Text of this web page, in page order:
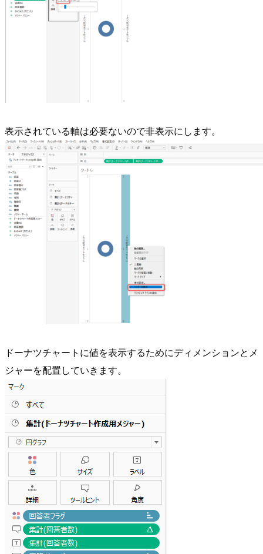
表示されている軸は必要ないので非表示にします。
ドーナツチャートに値を表示するためにディメンションとメ
ジャーを配置していきます。